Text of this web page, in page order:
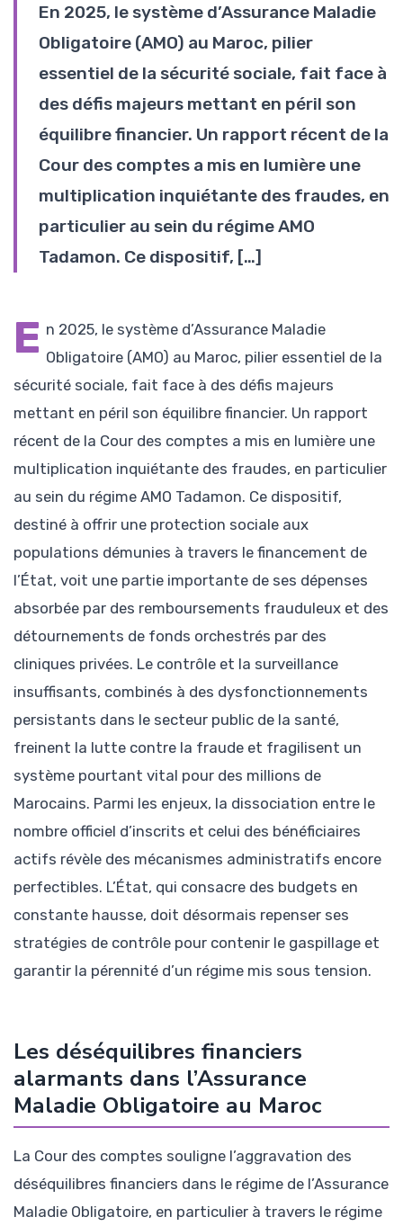
En 2025, le système d’Assurance Maladie
Obligatoire (AMO) au Maroc, pilier
essentiel de la sécurité sociale, fait face à
des défis majeurs mettant en péril son
équilibre financier. Un rapport récent de la
Cour des comptes a mis en lumière une
multiplication inquiétante des fraudes, en
particulier au sein du régime AMO
Tadamon. Ce dispositif, […]
E n 2025, le système d’Assurance Maladie
Obligatoire (AMO) au Maroc, pilier essentiel de la
sécurité sociale, fait face à des défis majeurs
mettant en péril son équilibre financier. Un rapport
récent de la Cour des comptes a mis en lumière une
multiplication inquiétante des fraudes, en particulier
au sein du régime AMO Tadamon. Ce dispositif,
destiné à offrir une protection sociale aux
populations démunies à travers le financement de
l’État, voit une partie importante de ses dépenses
absorbée par des remboursements frauduleux et des
détournements de fonds orchestrés par des
cliniques privées. Le contrôle et la surveillance
insuffisants, combinés à des dysfonctionnements
persistants dans le secteur public de la santé,
freinent la lutte contre la fraude et fragilisent un
système pourtant vital pour des millions de
Marocains. Parmi les enjeux, la dissociation entre le
nombre officiel d’inscrits et celui des bénéficiaires
actifs révèle des mécanismes administratifs encore
perfectibles. L’État, qui consacre des budgets en
constante hausse, doit désormais repenser ses
stratégies de contrôle pour contenir le gaspillage et
garantir la pérennité d’un régime mis sous tension.
Les déséquilibres financiers
alarmants dans l’Assurance
Maladie Obligatoire au Maroc
La Cour des comptes souligne l’aggravation des
déséquilibres financiers dans le régime de l’Assurance
Maladie Obligatoire, en particulier à travers le régime